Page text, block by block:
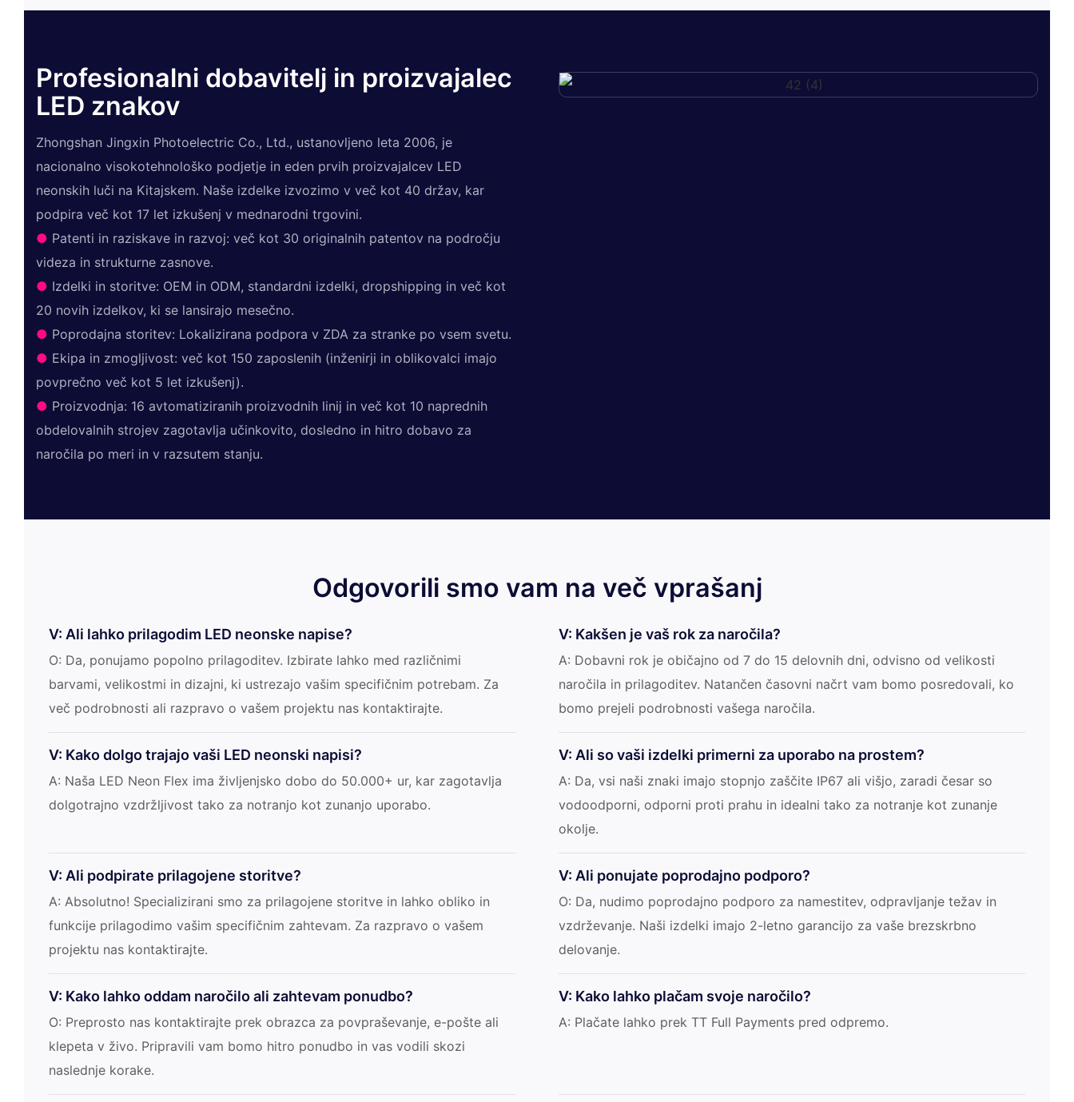
Profesionalni dobavitelj in proizvajalec
LED znakov
Zhongshan Jingxin Photoelectric Co., Ltd., ustanovljeno leta 2006, je
nacionalno visokotehnološko podjetje in eden prvih proizvajalcev LED
neonskih luči na Kitajskem. Naše izdelke izvozimo v več kot 40 držav, kar
podpira več kot 17 let izkušenj v mednarodni trgovini.
● Patenti in raziskave in razvoj: več kot 30 originalnih patentov na področju
videza in strukturne zasnove.
● Izdelki in storitve: OEM in ODM, standardni izdelki, dropshipping in več kot
20 novih izdelkov, ki se lansirajo mesečno.
● Poprodajna storitev: Lokalizirana podpora v ZDA za stranke po vsem svetu.
● Ekipa in zmogljivost: več kot 150 zaposlenih (inženirji in oblikovalci imajo
povprečno več kot 5 let izkušenj).
● Proizvodnja: 16 avtomatiziranih proizvodnih linij in več kot 10 naprednih
obdelovalnih strojev zagotavlja učinkovito, dosledno in hitro dobavo za
naročila po meri in v razsutem stanju.
Odgovorili smo vam na več vprašanj
V: Ali lahko prilagodim LED neonske napise?
O: Da, ponujamo popolno prilagoditev. Izbirate lahko med različnimi
barvami, velikostmi in dizajni, ki ustrezajo vašim specifičnim potrebam. Za
več podrobnosti ali razpravo o vašem projektu nas kontaktirajte.
V: Kakšen je vaš rok za naročila?
A: Dobavni rok je običajno od 7 do 15 delovnih dni, odvisno od velikosti
naročila in prilagoditev. Natančen časovni načrt vam bomo posredovali, ko
bomo prejeli podrobnosti vašega naročila.
V: Kako dolgo trajajo vaši LED neonski napisi?
A: Naša LED Neon Flex ima življenjsko dobo do 50.000+ ur, kar zagotavlja
dolgotrajno vzdržljivost tako za notranjo kot zunanjo uporabo.
V: Ali so vaši izdelki primerni za uporabo na prostem?
A: Da, vsi naši znaki imajo stopnjo zaščite IP67 ali višjo, zaradi česar so
vodoodporni, odporni proti prahu in idealni tako za notranje kot zunanje
okolje.
V: Ali podpirate prilagojene storitve?
A: Absolutno! Specializirani smo za prilagojene storitve in lahko obliko in
funkcije prilagodimo vašim specifičnim zahtevam. Za razpravo o vašem
projektu nas kontaktirajte.
V: Ali ponujate poprodajno podporo?
O: Da, nudimo poprodajno podporo za namestitev, odpravljanje težav in
vzdrževanje. Naši izdelki imajo 2-letno garancijo za vaše brezskrbno
delovanje.
V: Kako lahko oddam naročilo ali zahtevam ponudbo?
O: Preprosto nas kontaktirajte prek obrazca za povpraševanje, e-pošte ali
klepeta v živo. Pripravili vam bomo hitro ponudbo in vas vodili skozi
naslednje korake.
V: Kako lahko plačam svoje naročilo?
A: Plačate lahko prek TT Full Payments pred odpremo.